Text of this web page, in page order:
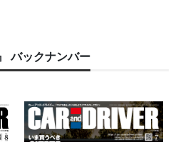
バックナンバー